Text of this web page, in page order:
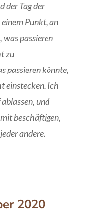
der Tag der
Punkt, an
was passieren
zu
passieren könnte,
einstecken. Ich
und
beschäftigen,
andere.
2020